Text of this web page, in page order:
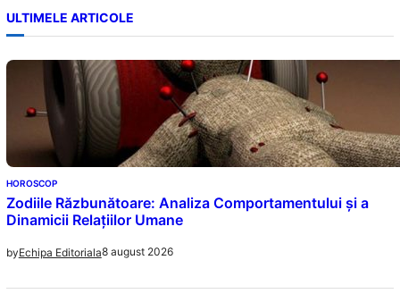
ULTIMELE ARTICOLE
HOROSCOP
Zodiile Răzbunătoare: Analiza Comportamentului și a
Dinamicii Relațiilor Umane
byEchipa Editoriala8 august 2026